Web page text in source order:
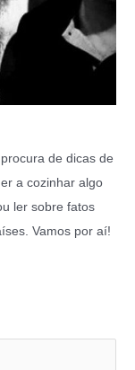
de dicas de
a cozinhar algo
ler sobre fatos
Vamos por aí!